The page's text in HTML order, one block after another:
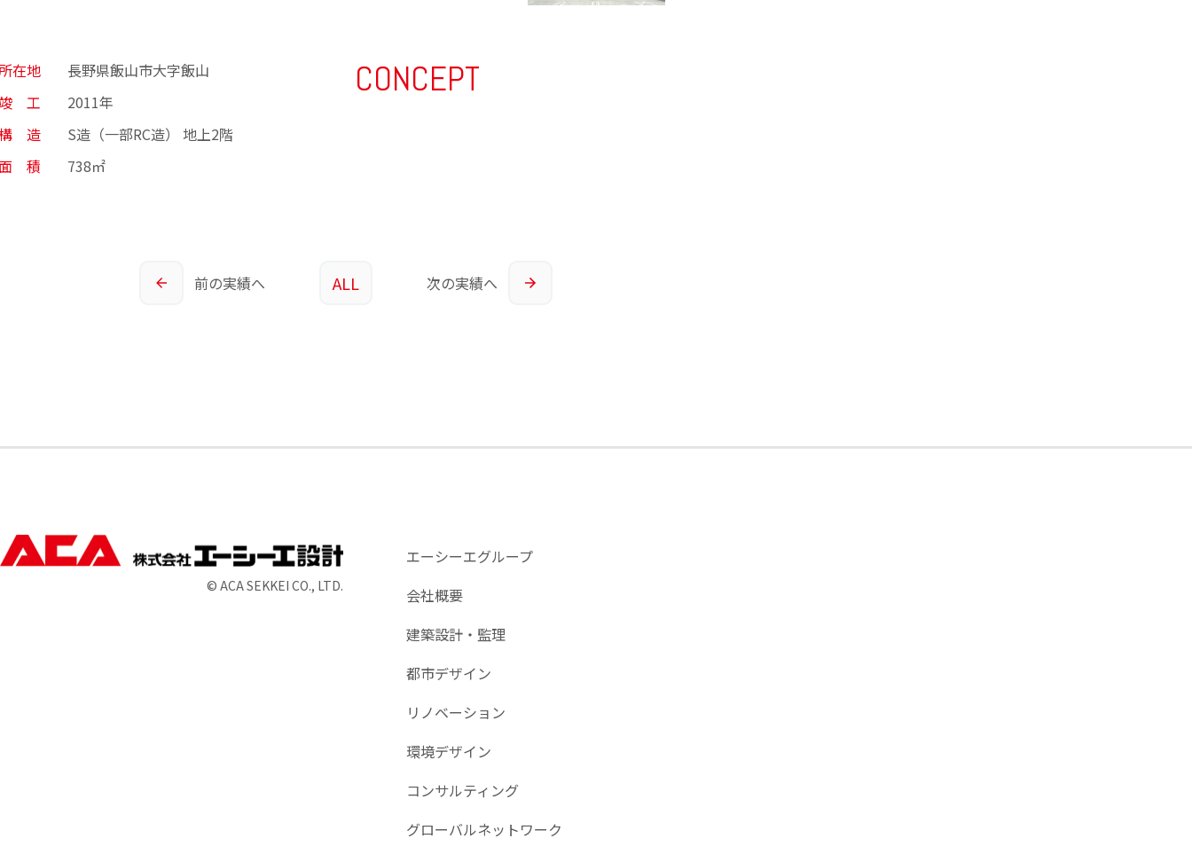
在地
長野県飯山市大字飯山
工
2011年
造
S造（一部RC造） 地上2階
積
738㎡
CONCEPT
前の実績へ ALL 次の実績へ
© ACA SEKKEI CO., LTD.
エーシーエグループ
会社概要
建築設計・監理
都市デザイン
リノベーション
環境デザイン
コンサルティング
グローバルネットワーク